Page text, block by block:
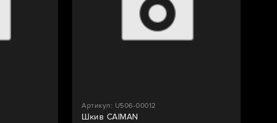
Артикул: U506-00012
Шкив CAIMAN